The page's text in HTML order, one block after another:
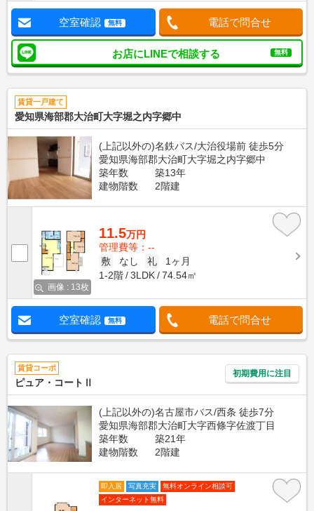
空室確認 無料 電話で問合せ
お店にLINEで相談する 無料
賃貸一戸建て
愛知県海部郡大治町大字堀之内字郷中
(上記以外の)名鉄バス/大治役場前 徒歩5分
愛知県海部郡大治町大字堀之内字郷中
築年数
築13年
建物階数
2階建
画像 : 13枚
11.5万円
管理費等：--
敷
なし 礼
1ヶ月
1-2階
3LDK 74.54㎡
空室確認 無料 電話で問合せ
賃貸コーポ
ピュア・コートⅡ
初期費用に注目
(上記以外の)名古屋市バス/西条 徒歩7分
愛知県海部郡大治町大字西條字佐渡丁目
築年数
築21年
建物階数
2階建
即入居 写真充実
無料オンライン相談可
インターネット無料